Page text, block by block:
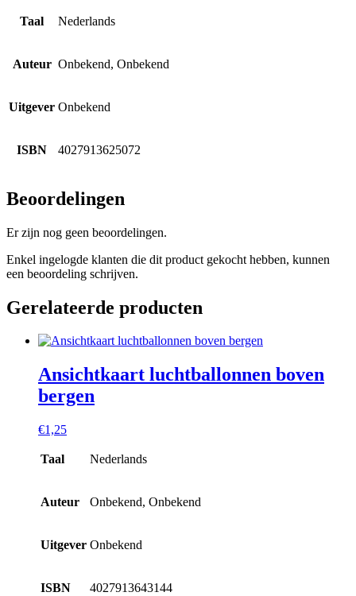
Taal Nederlands
Auteur Onbekend, Onbekend
Uitgever Onbekend
ISBN 4027913625072
Beoordelingen
Er zijn nog geen beoordelingen.
Enkel ingelogde klanten die dit product gekocht hebben, kunnen
een beoordeling schrijven.
Gerelateerde producten
Ansichtkaart luchtballonnen boven
bergen
€1,25
Taal Nederlands
Auteur Onbekend, Onbekend
Uitgever Onbekend
ISBN 4027913643144